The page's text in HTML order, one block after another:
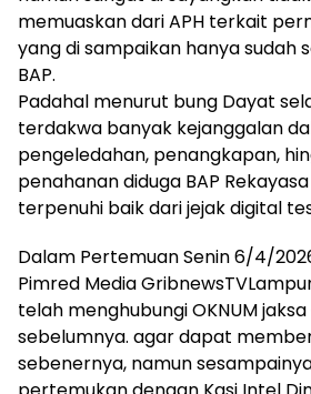
memuaskan dari APH terkait
yang di sampaikan hanya sudah
BAP.
Padahal menurut bung Dayat
terdakwa banyak kejanggalan
pengeledahan, penangkapan,
penahanan diduga BAP
terpenuhi baik dari jejak digital
Dalam Pertemuan Senin 6/4/
Pimred Media
telah menghubungi OKNUM
sebelumnya. agar dapat
sebenernya, namun